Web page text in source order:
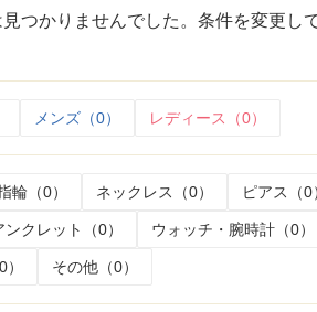
つかりませんでした。条件を変更し
メンズ（0） レディース（0）
輪（0） ネックレス（0） ピアス（0
ンクレット（0） ウォッチ・腕時計（0）
その他（0）